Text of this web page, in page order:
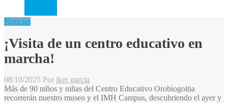
Noticias
¡Visita de un centro educativo en
marcha!
08/10/2025 Por iker garcia
Más de 90 niños y niñas del Centro Educativo Orobiogoitia
recorrerán nuestro museo y el IMH Campus, descubriendo el ayer y